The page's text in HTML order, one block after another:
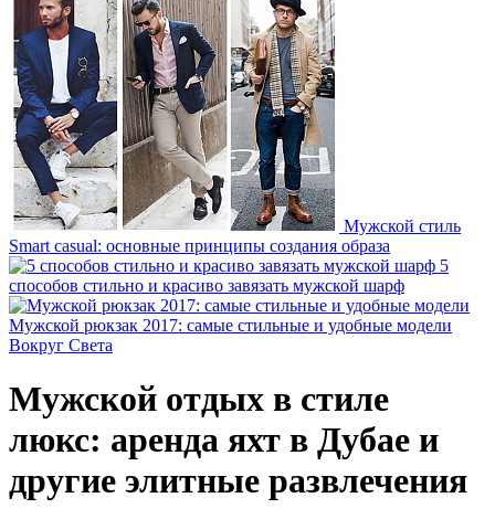
Мужской стиль
Smart casual: основные принципы создания образа
5
способов стильно и красиво завязать мужской шарф
Мужской рюкзак 2017: самые стильные и удобные модели
Вокруг Света
Мужской отдых в стиле
люкс: аренда яхт в Дубае и
другие элитные развлечения